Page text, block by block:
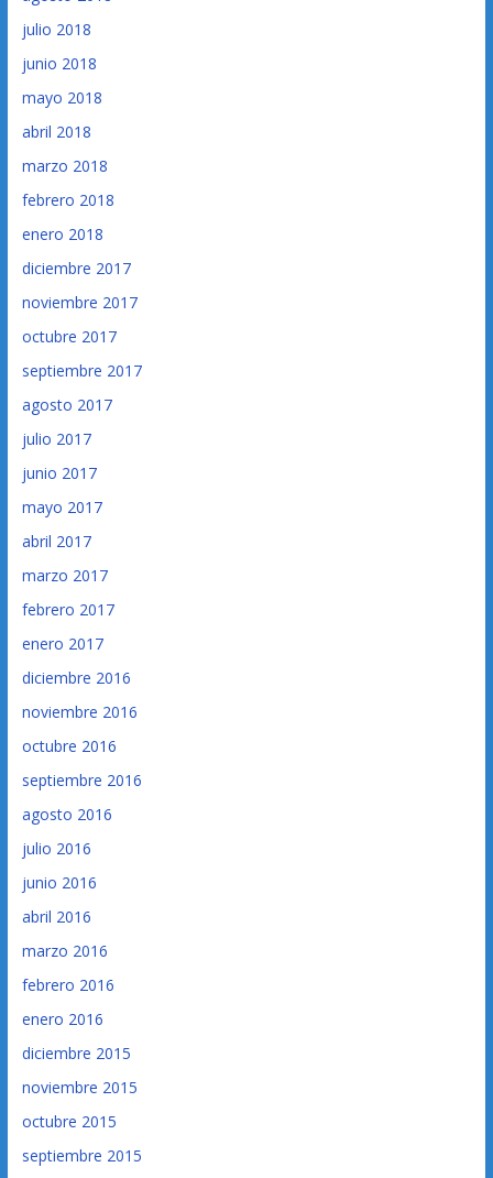
julio 2018
junio 2018
mayo 2018
abril 2018
marzo 2018
febrero 2018
enero 2018
diciembre 2017
noviembre 2017
octubre 2017
septiembre 2017
agosto 2017
julio 2017
junio 2017
mayo 2017
abril 2017
marzo 2017
febrero 2017
enero 2017
diciembre 2016
noviembre 2016
octubre 2016
septiembre 2016
agosto 2016
julio 2016
junio 2016
abril 2016
marzo 2016
febrero 2016
enero 2016
diciembre 2015
noviembre 2015
octubre 2015
septiembre 2015